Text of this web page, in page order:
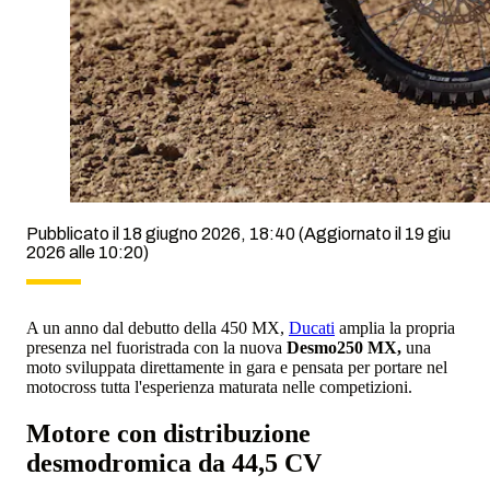
Pubblicato il 18 giugno 2026, 18:40(Aggiornato il 19 giu
2026 alle 10:20)
A un anno dal debutto della 450 MX, Ducati amplia la propria
presenza nel fuoristrada con la nuova Desmo250 MX, una
moto sviluppata direttamente in gara e pensata per portare nel
motocross tutta l'esperienza maturata nelle competizioni.
Motore con distribuzione
desmodromica da 44,5 CV